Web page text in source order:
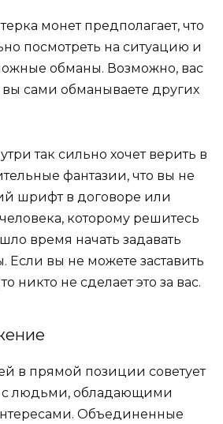
монет предполагает, что
посмотреть на ситуацию и
обманы. Возможно, вас
сами обманываете других
так сильно хочет верить в
фантазии, что вы не
шрифт в договоре или
которому решитесь
время начать задавать
Если вы не можете заставить
никто не сделает это за вас.
в прямой позиции советует
с людьми, обладающими
Объединенные